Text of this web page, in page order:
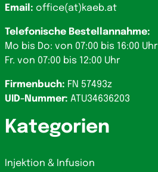
Email: office(at)kaeb.at
Telefonische Bestellannahme:
Mo bis Do: von 07:00 bis 16:00 Uhr
Fr. von 07:00 bis 12:00 Uhr
Firmenbuch: FN 57493z
UID-Nummer: ATU34636203
Kategorien
Injektion & Infusion